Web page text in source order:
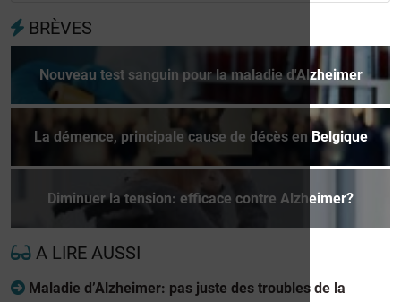
BRÈVES
Nouveau test sanguin pour la maladie d'Alzheimer
La démence, principale cause de décès en Belgique
Diminuer la tension: efficace contre Alzheimer?
A LIRE AUSSI
Maladie d’Alzheimer: pas juste des troubles de la